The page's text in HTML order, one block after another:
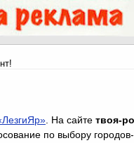
. На сайте твоя-
по выбору